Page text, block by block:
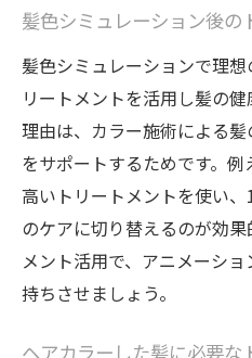
髪色シミュレーション後の
髪色シミュレーションで理
リートメントを活用し髪の健
理由は、カラー施術による
をサポートするためです。
高いトリートメントを使い
のケアに切り替えるのが効
メント活用で、アニメーシ
持ちさせましょう。